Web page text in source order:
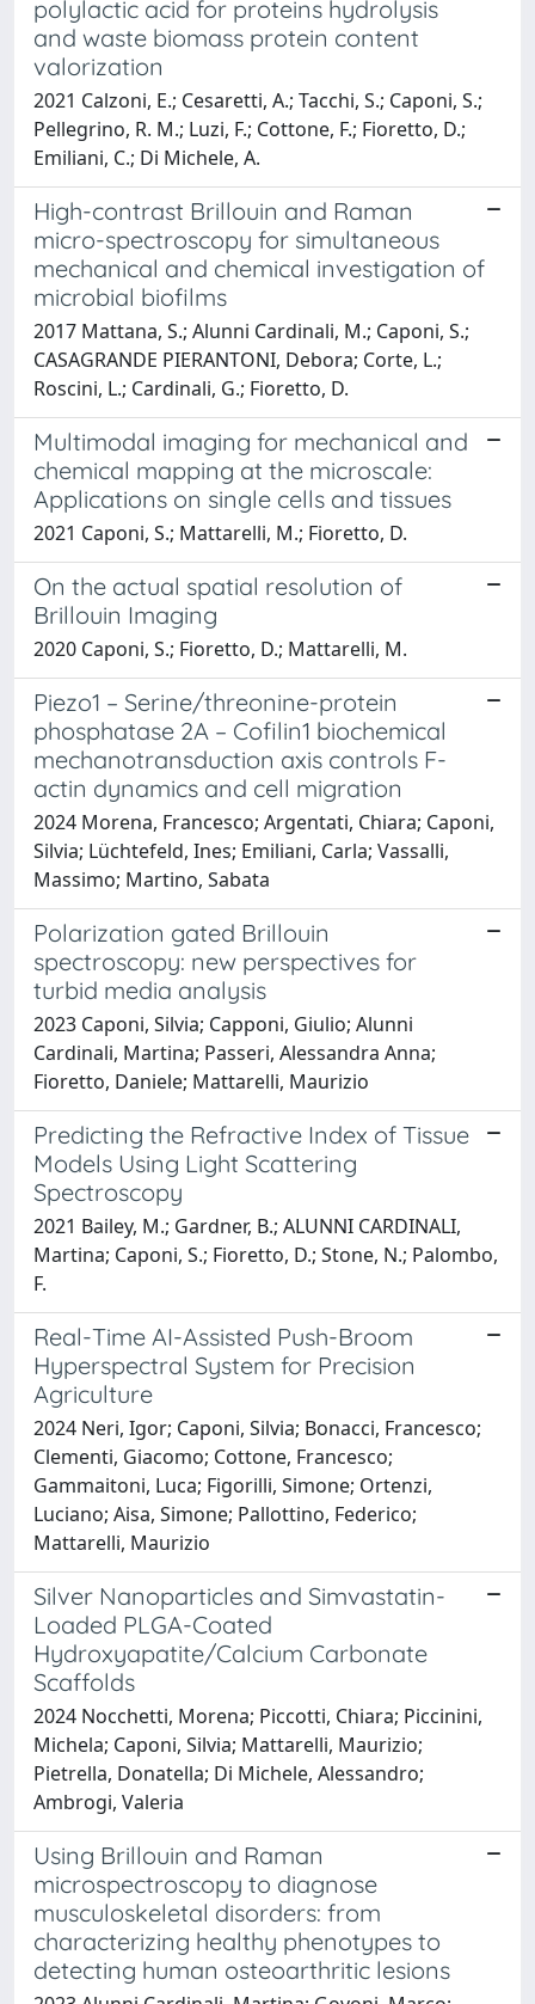
polylactic acid for proteins hydrolysis
and waste biomass protein content
valorization
2021 Calzoni, E.; Cesaretti, A.; Tacchi, S.; Caponi, S.;
Pellegrino, R. M.; Luzi, F.; Cottone, F.; Fioretto, D.;
Emiliani, C.; Di Michele, A.
High-contrast Brillouin and Raman
micro-spectroscopy for simultaneous
mechanical and chemical investigation of
microbial biofilms
2017 Mattana, S.; Alunni Cardinali, M.; Caponi, S.;
CASAGRANDE PIERANTONI, Debora; Corte, L.;
Roscini, L.; Cardinali, G.; Fioretto, D.
Multimodal imaging for mechanical and
chemical mapping at the microscale:
Applications on single cells and tissues
2021 Caponi, S.; Mattarelli, M.; Fioretto, D.
On the actual spatial resolution of
Brillouin Imaging
2020 Caponi, S.; Fioretto, D.; Mattarelli, M.
Piezo1 – Serine/threonine-protein
phosphatase 2A – Cofilin1 biochemical
mechanotransduction axis controls F-
actin dynamics and cell migration
2024 Morena, Francesco; Argentati, Chiara; Caponi,
Silvia; Lüchtefeld, Ines; Emiliani, Carla; Vassalli,
Massimo; Martino, Sabata
Polarization gated Brillouin
spectroscopy: new perspectives for
turbid media analysis
2023 Caponi, Silvia; Capponi, Giulio; Alunni
Cardinali, Martina; Passeri, Alessandra Anna;
Fioretto, Daniele; Mattarelli, Maurizio
Predicting the Refractive Index of Tissue
Models Using Light Scattering
Spectroscopy
2021 Bailey, M.; Gardner, B.; ALUNNI CARDINALI,
Martina; Caponi, S.; Fioretto, D.; Stone, N.; Palombo,
F.
Real-Time AI-Assisted Push-Broom
Hyperspectral System for Precision
Agriculture
2024 Neri, Igor; Caponi, Silvia; Bonacci, Francesco;
Clementi, Giacomo; Cottone, Francesco;
Gammaitoni, Luca; Figorilli, Simone; Ortenzi,
Luciano; Aisa, Simone; Pallottino, Federico;
Mattarelli, Maurizio
Silver Nanoparticles and Simvastatin-
Loaded PLGA-Coated
Hydroxyapatite/Calcium Carbonate
Scaffolds
2024 Nocchetti, Morena; Piccotti, Chiara; Piccinini,
Michela; Caponi, Silvia; Mattarelli, Maurizio;
Pietrella, Donatella; Di Michele, Alessandro;
Ambrogi, Valeria
Using Brillouin and Raman
microspectroscopy to diagnose
musculoskeletal disorders: from
characterizing healthy phenotypes to
detecting human osteoarthritic lesions